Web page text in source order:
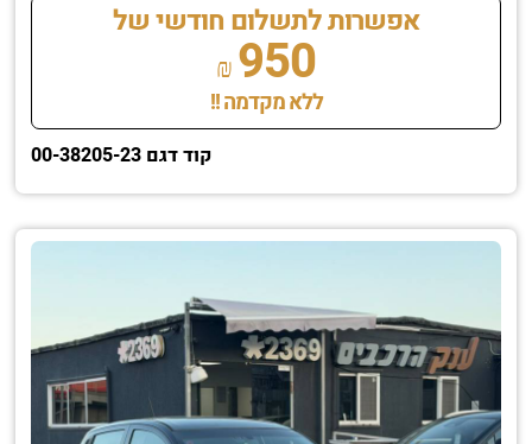
אפשרות לתשלום חודשי של
950
₪
ללא מקדמה !!
קוד דגם 00-38205-23